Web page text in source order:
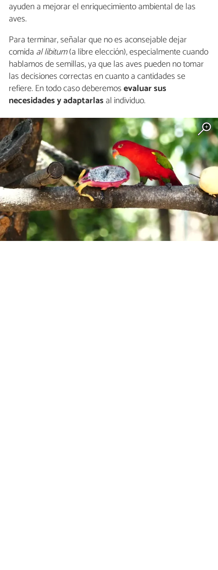
ayuden a mejorar el enriquecimiento ambiental de las
aves.
Para terminar, señalar que no es aconsejable dejar
comida al libitum(a libre elección), especialmente cuando
hablamos de semillas, ya que las aves pueden no tomar
las decisiones correctas en cuanto a cantidades se
refiere. En todo caso deberemosevaluar sus
necesidades y adaptarlas al individuo.